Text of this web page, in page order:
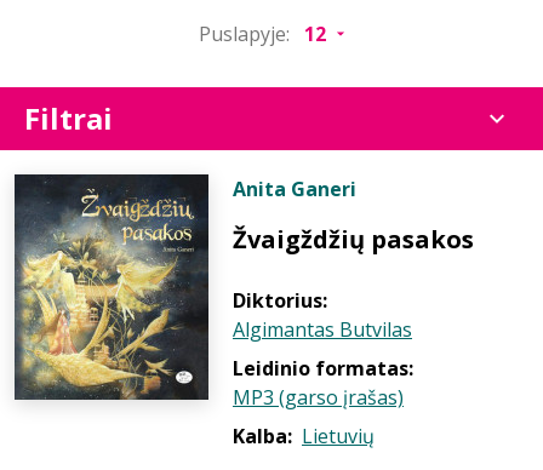
Puslapyje:
Filtrai
Anita Ganeri
Žvaigždžių pasakos
Diktorius:
Algimantas Butvilas
Leidinio formatas:
MP3 (garso įrašas)
Kalba: Lietuvių